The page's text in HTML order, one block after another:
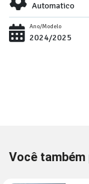
Automatico
Ano/Modelo
2024/2025
Você